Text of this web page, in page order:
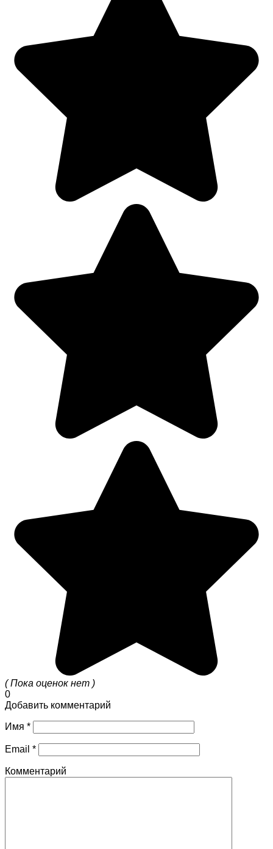
( Пока оценок нет )
0
Добавить комментарий
Имя *
Email *
Комментарий